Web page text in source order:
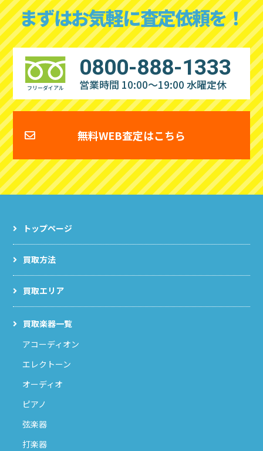
まずはお気軽に査定依頼を！
フリーダイアル
0800-888-1333
営業時間 10:00～19:00 水曜定休
無料WEB査定はこちら
トップページ
買取方法
買取エリア
買取楽器一覧
アコーディオン
エレクトーン
オーディオ
ピアノ
弦楽器
打楽器